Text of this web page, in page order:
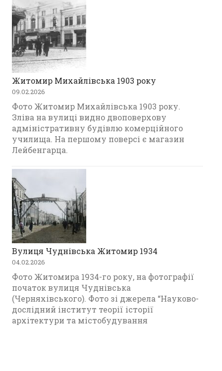
Житомир Михайлівська 1903 року
09.02.2026
Фото Житомир Михайлівська 1903 року.
Зліва на вулиці видно двоповерхову
адміністративну будівлю комерційного
училища. На першому поверсі є магазин
Лейбенгарца.
Вулиця Чуднівська Житомир 1934
04.02.2026
Фото Житомира 1934-го року, на фотографії
початок вулиця Чуднівська
(Черняхівського). Фото зі джерела “Науково-
дослідний інститут теорії історії
архітектури та містобудування